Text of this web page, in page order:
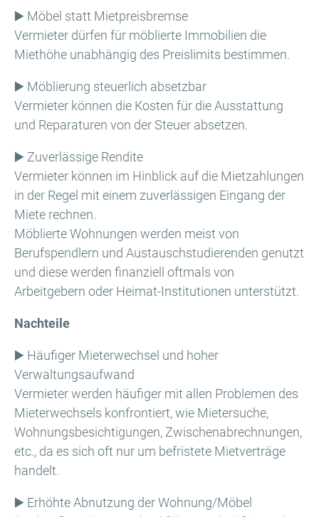
▶️ Möbel statt Mietpreisbremse
Vermieter dürfen für möblierte Immobilien die
Miethöhe unabhängig des Preislimits bestimmen.
▶️ Möblierung steuerlich absetzbar
Vermieter können die Kosten für die Ausstattung
und Reparaturen von der Steuer absetzen.
▶️ Zuverlässige Rendite
Vermieter können im Hinblick auf die Mietzahlungen
in der Regel mit einem zuverlässigen Eingang der
Miete rechnen.
Möblierte Wohnungen werden meist von
Berufspendlern und Austauschstudierenden genutzt
und diese werden finanziell oftmals von
Arbeitgebern oder Heimat-Institutionen unterstützt.
Nachteile
▶️ Häufiger Mieterwechsel und hoher
Verwaltungsaufwand
Vermieter werden häufiger mit allen Problemen des
Mieterwechsels konfrontiert, wie Mietersuche,
Wohnungsbesichtigungen, Zwischenabrechnungen,
etc., da es sich oft nur um befristete Mietverträge
handelt.
▶️ Erhöhte Abnutzung der Wohnung/Möbel